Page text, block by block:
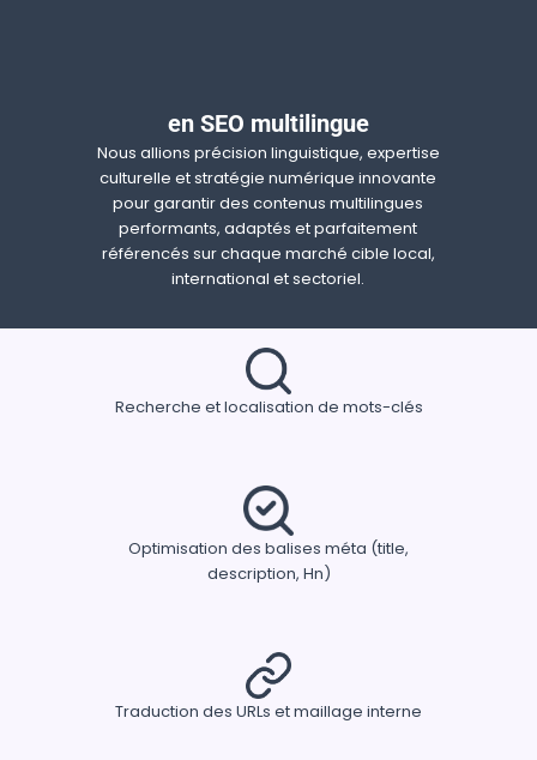
en SEO multilingue
Nous allions précision linguistique, expertise
culturelle et stratégie numérique innovante
pour garantir des contenus multilingues
performants, adaptés et parfaitement
référencés sur chaque marché cible local,
international et sectoriel.
Recherche et localisation de mots-clés
Optimisation des balises méta (title,
description, Hn)
Traduction des URLs et maillage interne